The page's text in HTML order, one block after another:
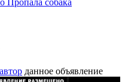
Пропала собака
данное объявление